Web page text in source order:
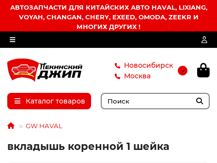
АВТОЗАПЧАСТИ ДЛЯ КИТАЙСКИХ АВТО HAVAL, LIXIANG,
VOYAH, CHANGAN, CHERY, EXEED, OMODA, ZEEKR И
МНОГИХ ДРУГИХ !
Новосибирск
Москва
Каталог товаров
GW HAVAL
вкладышь коренной 1 шейка